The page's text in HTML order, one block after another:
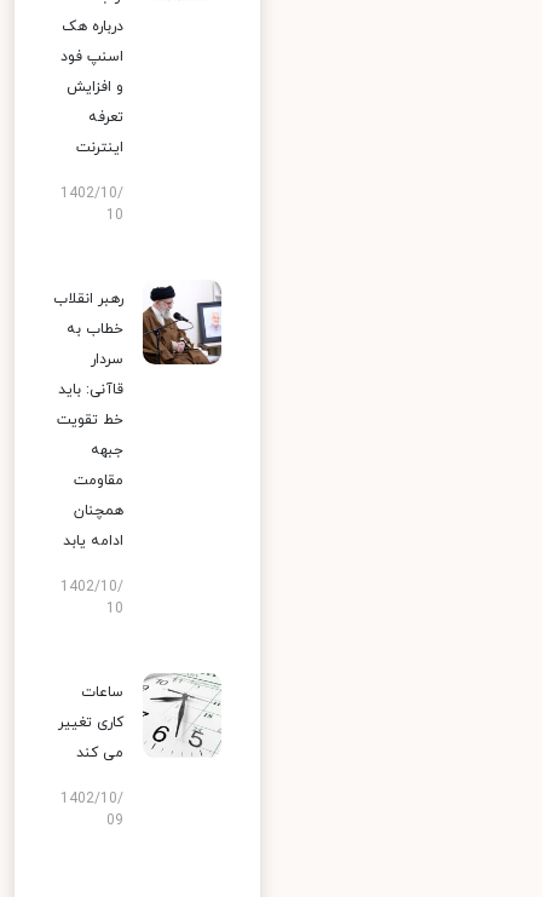
درباره هک
اسنپ‌ فود
و افزایش
تعرفه
اینترنت
1402/10/
10
رهبر انقلاب
خطاب به
سردار
قاآنی: باید
خط تقویت
جبهه
مقاومت
همچنان
ادامه یابد
1402/10/
10
ساعات
کاری تغییر
می‌ کند
1402/10/
09